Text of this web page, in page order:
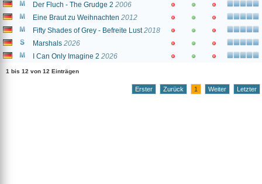
Der Fluch - The Grudge 2 2006
Eine Braut zu Weihnachten 2012
Fifty Shades of Grey - Befreite Lust 2018
Marshals 2026
I Can Only Imagine 2 2026
1 bis 12 von 12 Einträgen
Erster Zurück 1 Weiter Letzter